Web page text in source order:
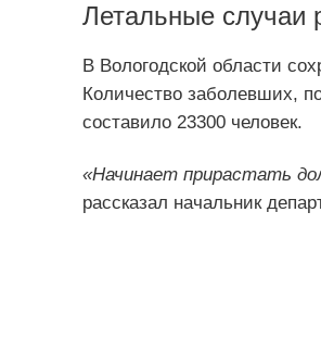
Летальные случаи
В Вологодской области
Количество заболевших,
составило 23300 человек.
«Начинает прирастать
рассказал начальник